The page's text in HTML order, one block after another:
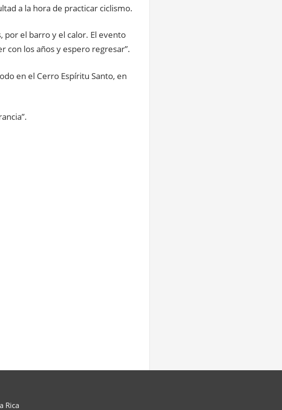
a la hora de practicar ciclismo.
por el barro y el calor. El evento
con los años y espero regresar”.
en el Cerro Espíritu Santo, en
Rica